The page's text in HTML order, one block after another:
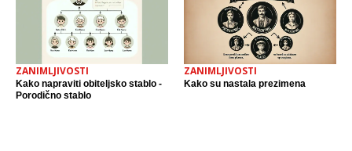
ZANIMLJIVOSTI
Kako napraviti obiteljsko stablo -
Porodično stablo
ZANIMLJIVOSTI
Kako su nastala prezimena